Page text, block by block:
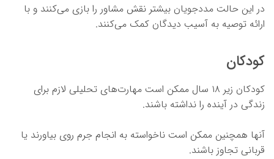
در این حالت مددجویان بیشتر نقش مشاور را بازی می‌کنند و با
ارائه توصیه‌ به آسیب دیدگان کمک می‌کنند.
کودکان
کودکان زیر ۱۸ سال ممکن است مهارت‌های تحلیلی لازم برای
زندگی در آینده را نداشته باشند.
آنها همچنین ممکن است ناخواسته به انجام جرم روی بیاورند یا
قربانی تجاوز باشند.